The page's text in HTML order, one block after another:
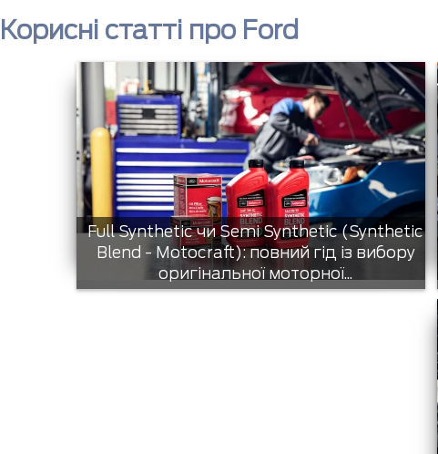
Корисні статті про Ford
Full Synthetic чи Semi Synthetic (Synthetic
Blend - Motocraft): повний гід із вибору
оригінальної моторної...